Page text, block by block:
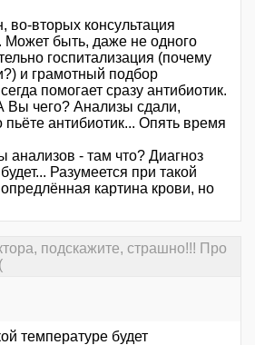
во-вторых консультация
Может быть, даже не одного
госпитализация (почему
и грамотный подбор
помогает сразу антибиотик.
Вы чего? Анализы сдали,
пьёте антибиотик... Опять время
анализов - там что? Диагноз
Разумеется при такой
картина крови, но
подскажите, страшно!!! Про
температуре будет